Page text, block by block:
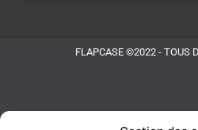
FLAPCASE ©2022 - TOUS